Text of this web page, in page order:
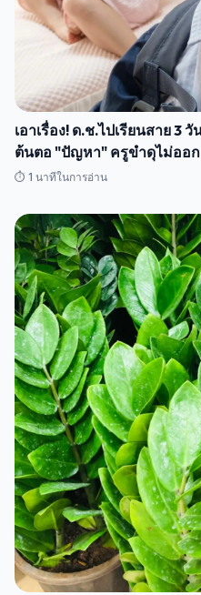
เอาเรื่อง! ด.ช.ไปเรียนสาย 3
ต้นตอ "ปัญหา" ครูขำดุไม่ออก
⏱️ 1 นาทีในการอ่าน